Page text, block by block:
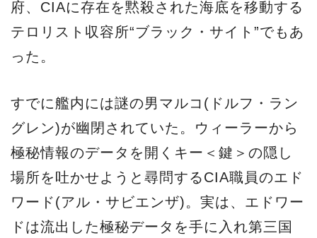
府、CIAに存在を黙殺された海底を移動する
テロリスト収容所“ブラック・サイト”でもあ
った。
すでに艦内には謎の男マルコ(ドルフ・ラン
グレン)が幽閉されていた。ウィーラーから
極秘情報のデータを開くキー＜鍵＞の隠し
場所を吐かせようと尋問するCIA職員のエド
ワード(アル・サビエンザ)。実は、エドワー
ドは流出した極秘データを手に入れ第三国